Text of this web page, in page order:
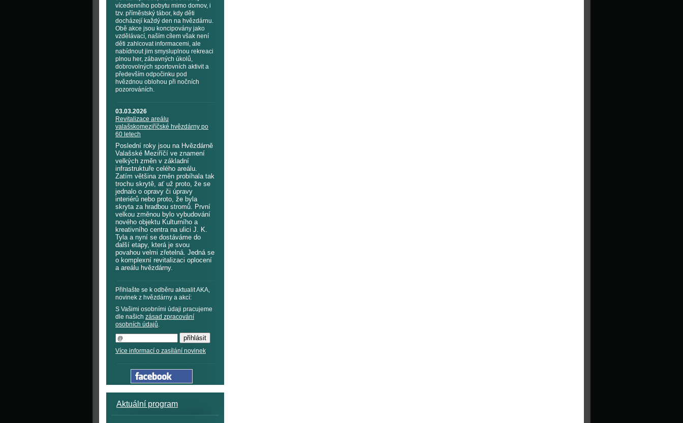
vícedenního pobytu mimo domov, i
tzv. příměstský tábor, kdy děti
docházejí každý den na hvězdárnu.
Obě akce jsou koncipovány jako
vzdělávací, naším cílem však není
děti zahlcovat informacemi, ale
nabídnout jim smysluplnou rekreaci
plnou her, zábavných úkolů,
dobrovolných sportovních aktivit a
především odpočinku pod
hvězdnou oblohou při nočních
pozorováních.
03.03.2026
Revitalizace areálu
valašskomeziříčské hvězdárny po
60 letech
Poslední roky jsou na Hvězdárně
Valašské Meziříčí ve znamení
velkých změn v základní
infrastruktuře celého areálu.
Zatím většina změn probíhala tak
trochu skrytě, ať už proto, že se
jednalo o opravy či úpravy
interiérů nebo proto, že byla
skryta za hradbou stromů. První
velkou změnou bylo vybudování
nového objektu Kulturního a
kreativního centra na ulici J. K.
Tyla a nyní se dostáváme do
další etapy, která je svou
povahou velmi zřetelná. Jedná se
o komplexní revitalizaci oplocení
a areálu hvězdárny.
Přihlašte se k odběru aktualit AKA,
novinek z hvězdárny a akcí:
S Vašimi osobními údaji pracujeme
dle našich zásad zpracování
osobních údajů.
Více informací o zasílání novinek
Aktuální program